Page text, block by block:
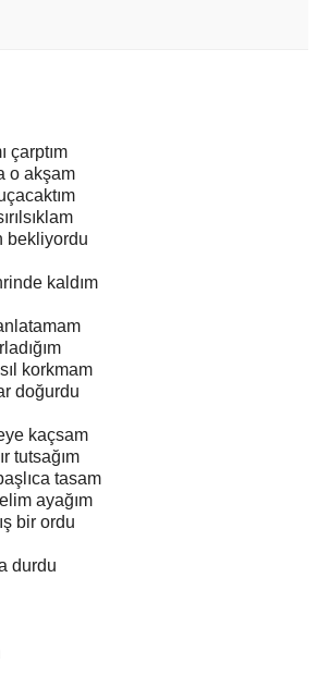
çarptım
o akşam
bekliyordu
kaldım
korkmam
doğurdu
kaçsam
tutsağım
tasam
ayağım
bir ordu
durdu